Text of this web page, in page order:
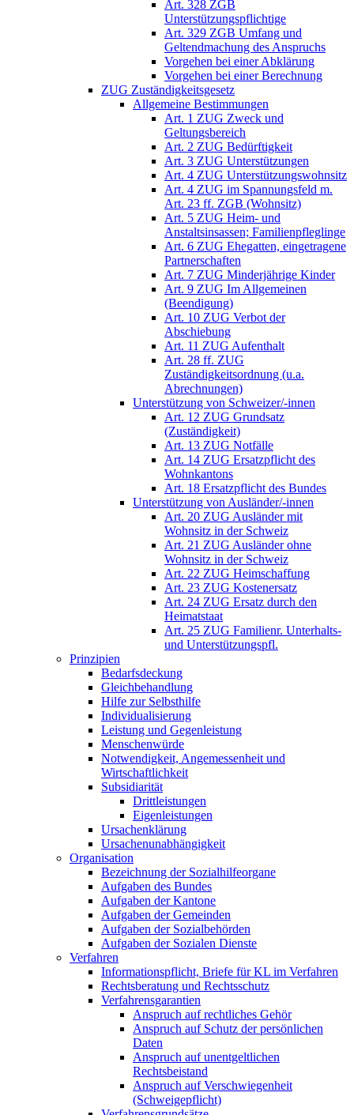
Art. 328 ZGB
Unterstützungspflichtige
Art. 329 ZGB Umfang und
Geltendmachung des Anspruchs
Vorgehen bei einer Abklärung
Vorgehen bei einer Berechnung
ZUG Zuständigkeitsgesetz
Allgemeine Bestimmungen
Art. 1 ZUG Zweck und
Geltungsbereich
Art. 2 ZUG Bedürftigkeit
Art. 3 ZUG Unterstützungen
Art. 4 ZUG Unterstützungswohnsitz
Art. 4 ZUG im Spannungsfeld m.
Art. 23 ff. ZGB (Wohnsitz)
Art. 5 ZUG Heim- und
Anstaltsinsassen; Familienpfleglinge
Art. 6 ZUG Ehegatten, eingetragene
Partnerschaften
Art. 7 ZUG Minderjährige Kinder
Art. 9 ZUG Im Allgemeinen
(Beendigung)
Art. 10 ZUG Verbot der
Abschiebung
Art. 11 ZUG Aufenthalt
Art. 28 ff. ZUG
Zuständigkeitsordnung (u.a.
Abrechnungen)
Unterstützung von Schweizer/-innen
Art. 12 ZUG Grundsatz
(Zuständigkeit)
Art. 13 ZUG Notfälle
Art. 14 ZUG Ersatzpflicht des
Wohnkantons
Art. 18 Ersatzpflicht des Bundes
Unterstützung von Ausländer/-innen
Art. 20 ZUG Ausländer mit
Wohnsitz in der Schweiz
Art. 21 ZUG Ausländer ohne
Wohnsitz in der Schweiz
Art. 22 ZUG Heimschaffung
Art. 23 ZUG Kostenersatz
Art. 24 ZUG Ersatz durch den
Heimatstaat
Art. 25 ZUG Familienr. Unterhalts-
und Unterstützungspfl.
Prinzipien
Bedarfsdeckung
Gleichbehandlung
Hilfe zur Selbsthilfe
Individualisierung
Leistung und Gegenleistung
Menschenwürde
Notwendigkeit, Angemessenheit und
Wirtschaftlichkeit
Subsidiarität
Drittleistungen
Eigenleistungen
Ursachenklärung
Ursachenunabhängigkeit
Organisation
Bezeichnung der Sozialhilfeorgane
Aufgaben des Bundes
Aufgaben der Kantone
Aufgaben der Gemeinden
Aufgaben der Sozialbehörden
Aufgaben der Sozialen Dienste
Verfahren
Informationspflicht, Briefe für KL im Verfahren
Rechtsberatung und Rechtsschutz
Verfahrensgarantien
Anspruch auf rechtliches Gehör
Anspruch auf Schutz der persönlichen
Daten
Anspruch auf unentgeltlichen
Rechtsbeistand
Anspruch auf Verschwiegenheit
(Schweigepflicht)